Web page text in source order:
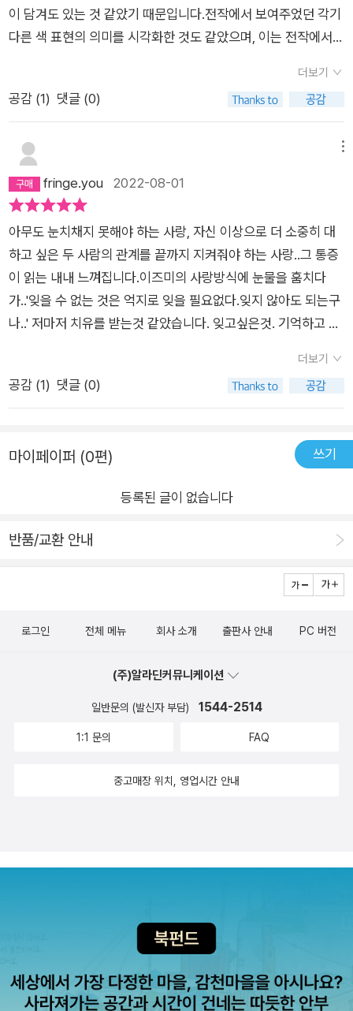
이 담겨도 있는 것 같았기 때문입니다.​전작에서 보여주었던 각기
다른 색 표현의 의미를 시각화한 것도 같았으며, 이는 전작에서
의 주역들이 이번에는 어떤 표현으로 그 차이를 보여줄지 궁금했
습니다.​하지만 예상했던 인물이 아닌 전혀 새로운 인물이 등장했
고, 누군가의 뒷모습을 보며 그 사람의 감정을 이야기하고, 자신
의 감정을 표현했습니다. 때로는 혼자서 끙끙거리며 서투르게 감
정을 추측하기도 했지만, 어딘지 풋풋하고 순수한 모습을 보이는
것 같았습니다.​물론 그 역시 표현력이 뛰어났던 것 같습니다. 전
습니다. 빛을 표현하는 것도, 시간 경과를 이야기하는 것까지 그
가 전부 해냄으로써 훨씬 다채롭게 느낄 수 있었던 것 같습니다.​
그리고 익숙했던 인물이 나타났지만, 그녀는 어딘지 과거에 머무
르며, 자신의 색을 표현하던 모습을 완전히 잃은 상태로 보였습니
다. 더 이상 크게 감정 동요를 일으키지 않을 것 같았으며, 표현하
지 않음으로 과거를 회상하고 있는 듯했습니다.​어쩌면 그녀는 억
지로라도 아픈 기억을, 행복했지만 슬픔이 되어버린 상황을 의도
작의 주인공 마오리는 여전히 태양을, 햇살을 표현했으며, 늘 공
백이 뒤따르는 마무리를 보였습니다. 말을 모두 끝맺지 못하고 연
속되는 마침표가 이어지며, 그녀가 품고 있는 기억의 공백 같기도
의 변화가, 아무런 색을 내지 못하는 것 같은 그녀의 모습이, 아무
기는 듯한 그녀가 더욱더 안타깝게 느껴졌습니다.​어쩌면 이번에
더 확실하게 보여주고 있는지도 모르겠습니다. 그들의 이야기를
크게 와닿았는지는 잘 모르겠습니다.​눈물샘을 자극하던, 뻔하지
만 먹히는 이야기는 더 이상 없었으며, 훈훈한 느낌을 물씬 풍겼
이야기했던 것과는 다르게 기억에 대한 이야기를 진득하게 풀어
으로써 기억이란 자연스러운 것임을 피력했기에 나타나는 평범
운 분위기가 풍겼던 것인지도 모르겠습니다.​결국 그 차가움은 또
다른 도루에게 이어지며 온기를 찾고 열정을 갖추며, 버드나무 잎
처럼 바람에 흔들리던 그를, 어딘가 목표가 불분명하고 약하던 그
를, 풍경과 주변 환경을 어설프게 말하던 그를 단단하게 변화시켰
더보기
공감 (1) 댓글 (0)
fringe.you 2022-08-01
아무도 눈치채지 못해야 하는 사랑, 자신 이상으로 더 소중히 대
하고 싶은 두 사람의 관계를 끝까지 지켜줘야 하는 사랑..그 통증
이 읽는 내내 느껴집니다.이즈미의 사랑방식에 눈물을 훔치다
가..'잊을 수 없는 것은 억지로 잊을 필요없다.잊지 않아도 되는구
나..' 저마저 치유를 받는것 같았습니다. 잊고싶은것. 기억하고 싶
작가님는 나루세 모습으로 위안까지 받았습니다. 고맙습니다 #
도서협찬
더보기
공감 (1) 댓글 (0)
마이페이퍼 (0편) 쓰기
등록된 글이 없습니다
반품/교환 안내
로그인 전체 메뉴 회사 소개 출판사 안내 PC 버전
(주)알라딘커뮤니케이션
일반문의 (발신자 부담) 1544-2514
1:1 문의 FAQ
중고매장 위치, 영업시간 안내